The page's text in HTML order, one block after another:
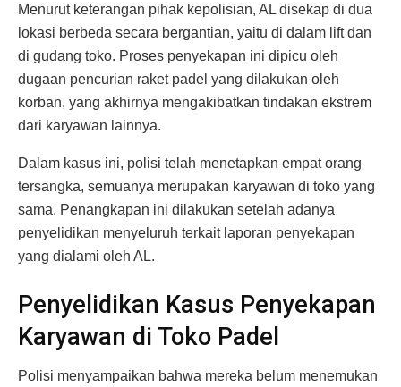
Menurut keterangan pihak kepolisian, AL disekap di dua
lokasi berbeda secara bergantian, yaitu di dalam lift dan
di gudang toko. Proses penyekapan ini dipicu oleh
dugaan pencurian raket padel yang dilakukan oleh
korban, yang akhirnya mengakibatkan tindakan ekstrem
dari karyawan lainnya.
Dalam kasus ini, polisi telah menetapkan empat orang
tersangka, semuanya merupakan karyawan di toko yang
sama. Penangkapan ini dilakukan setelah adanya
penyelidikan menyeluruh terkait laporan penyekapan
yang dialami oleh AL.
Penyelidikan Kasus Penyekapan
Karyawan di Toko Padel
Polisi menyampaikan bahwa mereka belum menemukan